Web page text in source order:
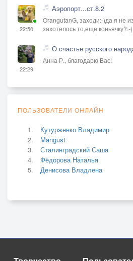
22:50
Аэропорт...ст.8.2
OrangutanG, заходи:-)да я не
захотелось то,еще
22:29
О счастье русского
Анна Р., благодарю Вас!
ПОЛЬЗОВАТЕЛИ ОНЛАЙН
Кутурженко Владимир
Mangust
Сталинградский Саша
Фёдорова Наталья
Денисова Владлена